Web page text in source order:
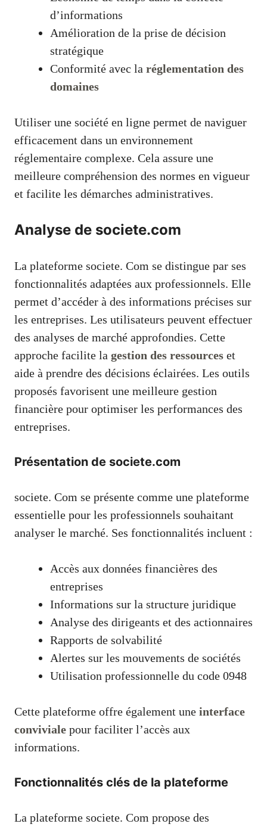
d’informations
Amélioration de la prise de décision
stratégique
Conformité avec la réglementation des
domaines
Utiliser une société en ligne permet de naviguer
efficacement dans un environnement
réglementaire complexe. Cela assure une
meilleure compréhension des normes en vigueur
et facilite les démarches administratives.
Analyse de societe.com
La plateforme societe. Com se distingue par ses
fonctionnalités adaptées aux professionnels. Elle
permet d’accéder à des informations précises sur
les entreprises. Les utilisateurs peuvent effectuer
des analyses de marché approfondies. Cette
approche facilite la gestion des ressources et
aide à prendre des décisions éclairées. Les outils
proposés favorisent une meilleure gestion
financière pour optimiser les performances des
entreprises.
Présentation de societe.com
societe. Com se présente comme une plateforme
essentielle pour les professionnels souhaitant
analyser le marché. Ses fonctionnalités incluent :
Accès aux données financières des
entreprises
Informations sur la structure juridique
Analyse des dirigeants et des actionnaires
Rapports de solvabilité
Alertes sur les mouvements de sociétés
Utilisation professionnelle du code 0948
Cette plateforme offre également une interface
conviviale pour faciliter l’accès aux
informations.
Fonctionnalités clés de la plateforme
La plateforme societe. Com propose des